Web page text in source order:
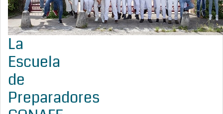
La
Escuela
de
Preparadores